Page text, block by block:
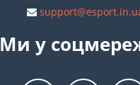
Ми у